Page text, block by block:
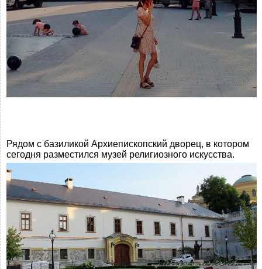
Рядом с базиликой Архиепископский дворец, в котором
сегодня разместился музей религиозного искусства.